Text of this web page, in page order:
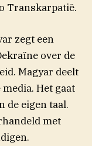
Transkarpatië.
zegt een
over de
Magyar deelt
Het gaat
de eigen taal.
met